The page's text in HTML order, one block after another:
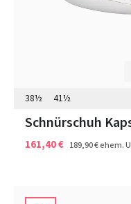
38½
41½
Schnürschuh
161,40 € 189,90 €ehem.